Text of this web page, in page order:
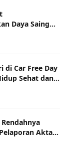
Daya Saing
di Car Free Day
Sehat dan
Akta